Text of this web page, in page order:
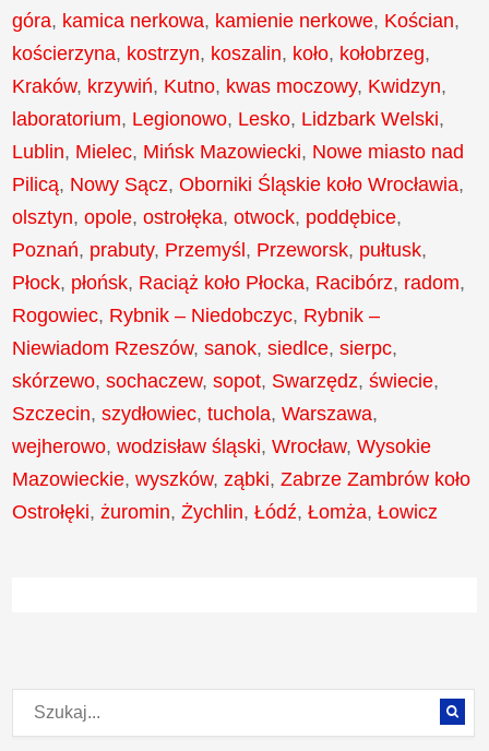
góra, kamica nerkowa, kamienie nerkowe, Kościan,
kościerzyna, kostrzyn, koszalin, koło, kołobrzeg,
Kraków, krzywiń, Kutno, kwas moczowy, Kwidzyn,
laboratorium, Legionowo, Lesko, Lidzbark Welski,
Lublin, Mielec, Mińsk Mazowiecki, Nowe miasto nad
Pilicą, Nowy Sącz,Oborniki Śląskie koło Wrocławia,
olsztyn,opole,ostrołęka,otwock, poddębice,
Poznań, prabuty, Przemyśl, Przeworsk, pułtusk,
Płock, płońsk, Raciąż koło Płocka, Racibórz, radom,
Rogowiec, Rybnik – Niedobczyc, Rybnik –
Niewiadom Rzeszów,sanok,siedlce,sierpc,
skórzewo,sochaczew,sopot, Swarzędz,świecie,
Szczecin,szydłowiec,tuchola,Warszawa,
wejherowo,wodzisław śląski,Wrocław,Wysokie
Mazowieckie,wyszków,ząbki,Zabrze Zambrów koło
Ostrołęki,żuromin,Żychlin,Łódź,Łomża,Łowicz